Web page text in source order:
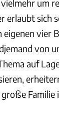
um
erlaubt sich
eigenen vier
von
auf
Familie